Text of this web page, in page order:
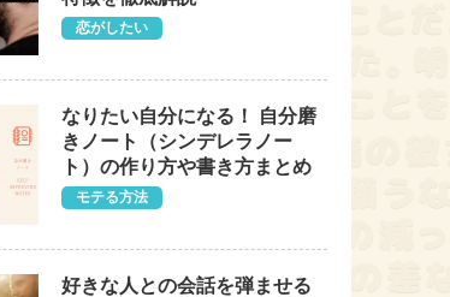
恋がしたい
なりたい自分になる！ 自分磨
きノート（シンデレラノー
ト）の作り方や書き方まとめ
モテる方法
好きな人との会話を弾ませる